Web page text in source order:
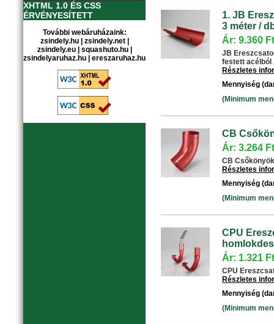
XHTML 1.0 ÉS CSS
ÉRVÉNYESÍTETT
További webáruházaink:
zsindely.hu| zsindely.net|
zsindely.eu| squashuto.hu|
zsindelyaruhaz.hu
ereszaruhaz.hu
1. JB
3 méter /
Ár: 9.360
JB
festett acélból
Részletes
Mennyiség
(Minimum
CB
Ár: 3.264
CB Csőkönyök
Részletes
Mennyiség
(Minimum
CPU
Ár: 1.321
CPU
Részletes
Mennyiség
(Minimum